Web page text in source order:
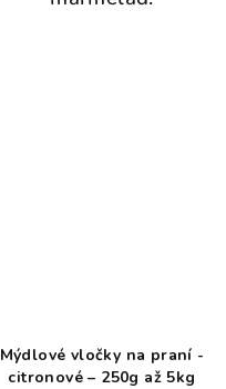
Mýdlové vločky na praní -
citronové – 250g až 5kg